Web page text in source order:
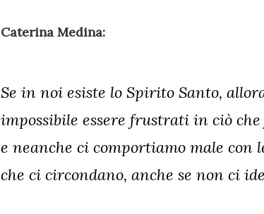
Caterina Medina:
Se in noi esiste lo Spirito Santo,
impossibile essere frustrati in ciò che
e neanche ci comportiamo male con
che ci circondano, anche se non ci